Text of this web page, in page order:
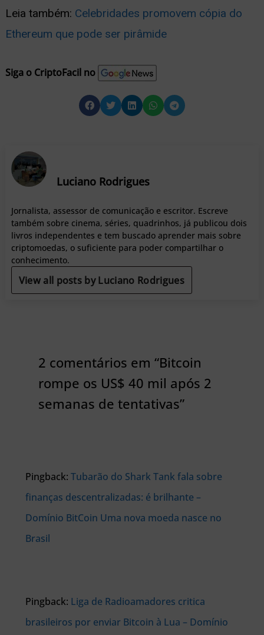
Leia também: Celebridades promovem cópia do
Ethereum que pode ser pirâmide
Siga o CriptoFacil no
Luciano Rodrigues
Jornalista, assessor de comunicação e escritor. Escreve
também sobre cinema, séries, quadrinhos, já publicou dois
livros independentes e tem buscado aprender mais sobre
criptomoedas, o suficiente para poder compartilhar o
conhecimento.
View all posts by Luciano Rodrigues
2 comentários em “Bitcoin
rompe os US$ 40 mil após 2
semanas de tentativas”
Pingback: Tubarão do Shark Tank fala sobre
finanças descentralizadas: é brilhante –
Domínio BitCoin Uma nova moeda nasce no
Brasil
Pingback: Liga de Radioamadores critica
brasileiros por enviar Bitcoin à Lua – Domínio